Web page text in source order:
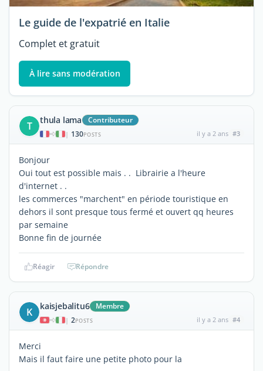
Le guide de l'expatrié en Italie
Complet et gratuit
À lire sans modération
T thula lama Contributeur
| 130POSTS il y a 2 ans #3
Bonjour
Oui tout est possible mais . . Librairie a l'heure
d'internet . .
les commerces "marchent" en période touristique en
dehors il sont presque tous fermé et ouvert qq heures
par semaine
Bonne fin de journée
Réagir Répondre
K kaisjebalitu6 Membre
| 2POSTS il y a 2 ans #4
Merci
Mais il faut faire une petite photo pour la